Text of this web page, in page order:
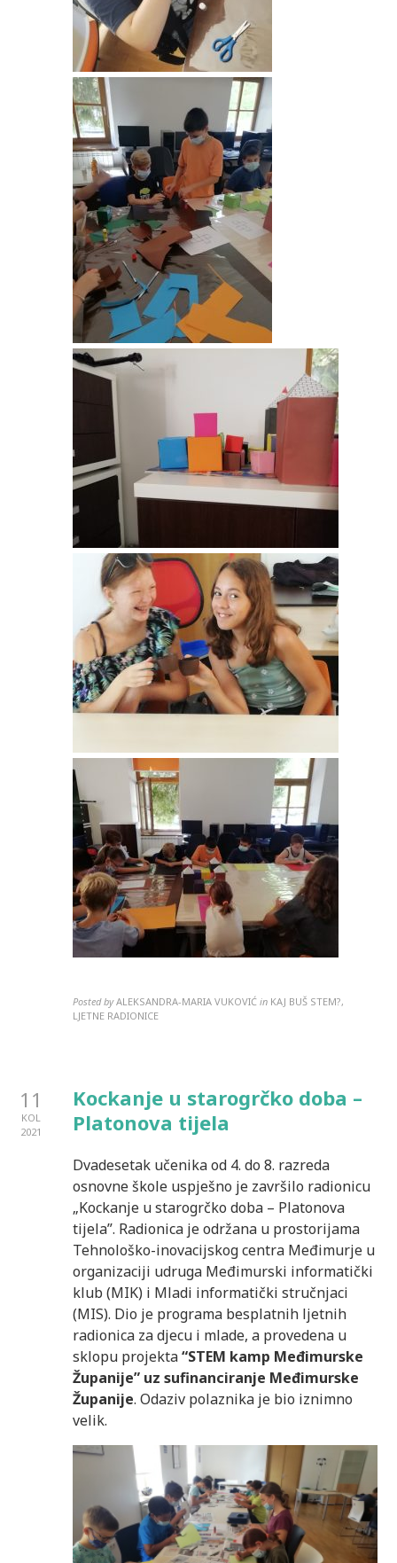
Posted by ALEKSANDRA-MARIA VUKOVIĆ in KAJ BUŠ STEM?,
LJETNE RADIONICE
11
KOL
2021
Kockanje u starogrčko doba –
Platonova tijela
Dvadesetak učenika od 4. do 8. razreda
osnovne škole uspješno je završilo radionicu
„Kockanje u starogrčko doba – Platonova
tijela”. Radionica je održana u prostorijama
Tehnološko-inovacijskog centra Međimurje u
organizaciji udruga Međimurski informatički
klub (MIK) i Mladi informatički stručnjaci
(MIS). Dio je programa besplatnih ljetnih
radionica za djecu i mlade, a provedena u
sklopu projekta“STEM kamp Međimurske
Županije” uz sufinanciranje Međimurske
Županije. Odaziv polaznika je bio iznimno
velik.